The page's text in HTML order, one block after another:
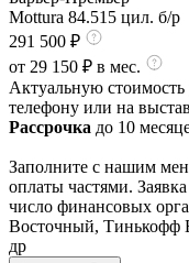
Mottura 84.515 цил. б/р
291 500 ₽
от 29 150 ₽ в мес.
Актуальную стоимость
телефону или на
Рассрочка до 10
Заполните с нашим
оплаты частями.
число финансовых
Восточный, Тинькофф
др